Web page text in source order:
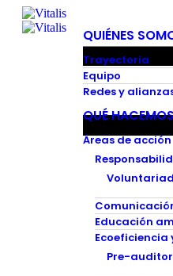
QUIÉNES
Trayectoria
Equipo
Redes y
QUÉ
Áreas de acción
Educación
Ecoeficiencia
Pre-